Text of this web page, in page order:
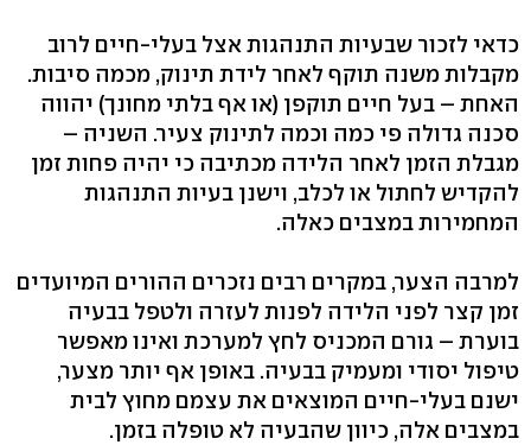
כדאי לזכור שבעיות התנהגות אצל בעלי-חיים לרוב
מקבלות משנה תוקף לאחר לידת תינוק, מכמה סיבות.
האחת – בעל חיים תוקפן (או אף בלתי מחונך) יהווה
סכנה גדולה פי כמה וכמה לתינוק צעיר. השניה –
מגבלת הזמן לאחר הלידה מכתיבה כי יהיה פחות זמן
להקדיש לחתול או לכלב, וישנן בעיות התנהגות
המחמירות במצבים כאלה.
למרבה הצער, במקרים רבים נזכרים ההורים המיועדים
זמן קצר לפני הלידה לפנות לעזרה ולטפל בבעיה
בוערת – גורם המכניס לחץ למערכת ואינו מאפשר
טיפול יסודי ומעמיק בבעיה. באופן אף יותר מצער,
ישנם בעלי-חיים המוצאים את עצמם מחוץ לבית
במצבים אלה, כיוון שהבעיה לא טופלה בזמן.